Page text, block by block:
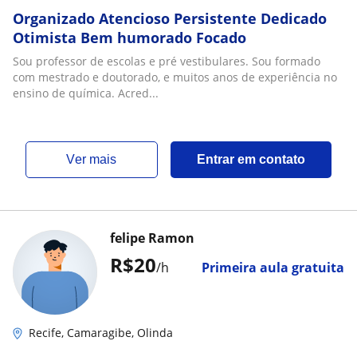
Organizado Atencioso Persistente Dedicado
Otimista Bem humorado Focado
Sou professor de escolas e pré vestibulares. Sou formado
com mestrado e doutorado, e muitos anos de experiência no
ensino de química. Acred...
ver mais Entrar em contato
R$20/h Primeira aula gratuita
felipe Ramon
Recife, Camaragibe, Olinda